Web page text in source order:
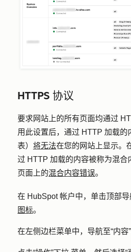
HTTPS 协议
要求网站上的所有页面均通过
用此设置后，通过 HTTP 加载的
表） 将无法在您的网站上显示。
过 HTTP 加载的内容被称为混合
页面上的混合内容错误。
在 HubSpot 帐户中，单击顶部
图标。
在左侧边栏菜单中，导航至“内容”